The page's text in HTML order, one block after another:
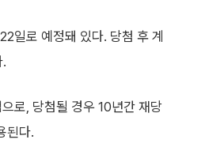
일로 예정돼 있다. 당첨 후 계
로, 당첨될 경우 10년간 재당
된다.